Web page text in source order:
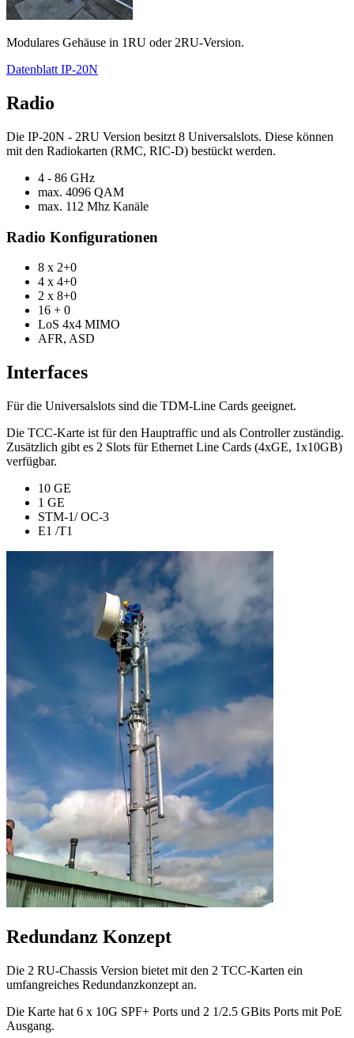
Modulares Gehäuse in 1RU oder 2RU-Version.
Datenblatt IP-20N
Radio
Die IP-20N - 2RU Version besitzt 8 Universalslots. Diese können
mit den Radiokarten (RMC, RIC-D) bestückt werden.
4 - 86 GHz
max. 4096 QAM
max. 112 Mhz Kanäle
Radio Konfigurationen
8 x 2+0
4 x 4+0
2 x 8+0
16 + 0
LoS 4x4 MIMO
AFR, ASD
Interfaces
Für die Universalslots sind die TDM-Line Cards geeignet.
Die TCC-Karte ist für den Hauptraffic und als Controller zuständig.
Zusätzlich gibt es 2 Slots für Ethernet Line Cards (4xGE, 1x10GB)
verfügbar.
10 GE
1 GE
STM-1/ OC-3
E1 /T1
Redundanz Konzept
Die 2 RU-Chassis Version bietet mit den 2 TCC-Karten ein
umfangreiches Redundanzkonzept an.
Die Karte hat 6 x 10G SPF+ Ports und 2 1/2.5 GBits Ports mit PoE
Ausgang.